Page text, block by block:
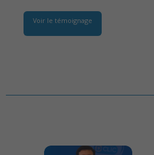
Voir le témoignage